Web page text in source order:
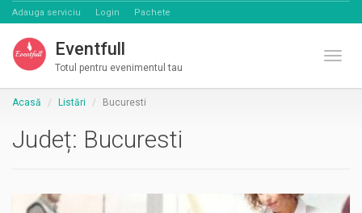
Adauga serviciu Login Pachete
Eventfull
Totul pentru evenimentul tau
Acasă Listări Bucuresti
Județ: Bucuresti